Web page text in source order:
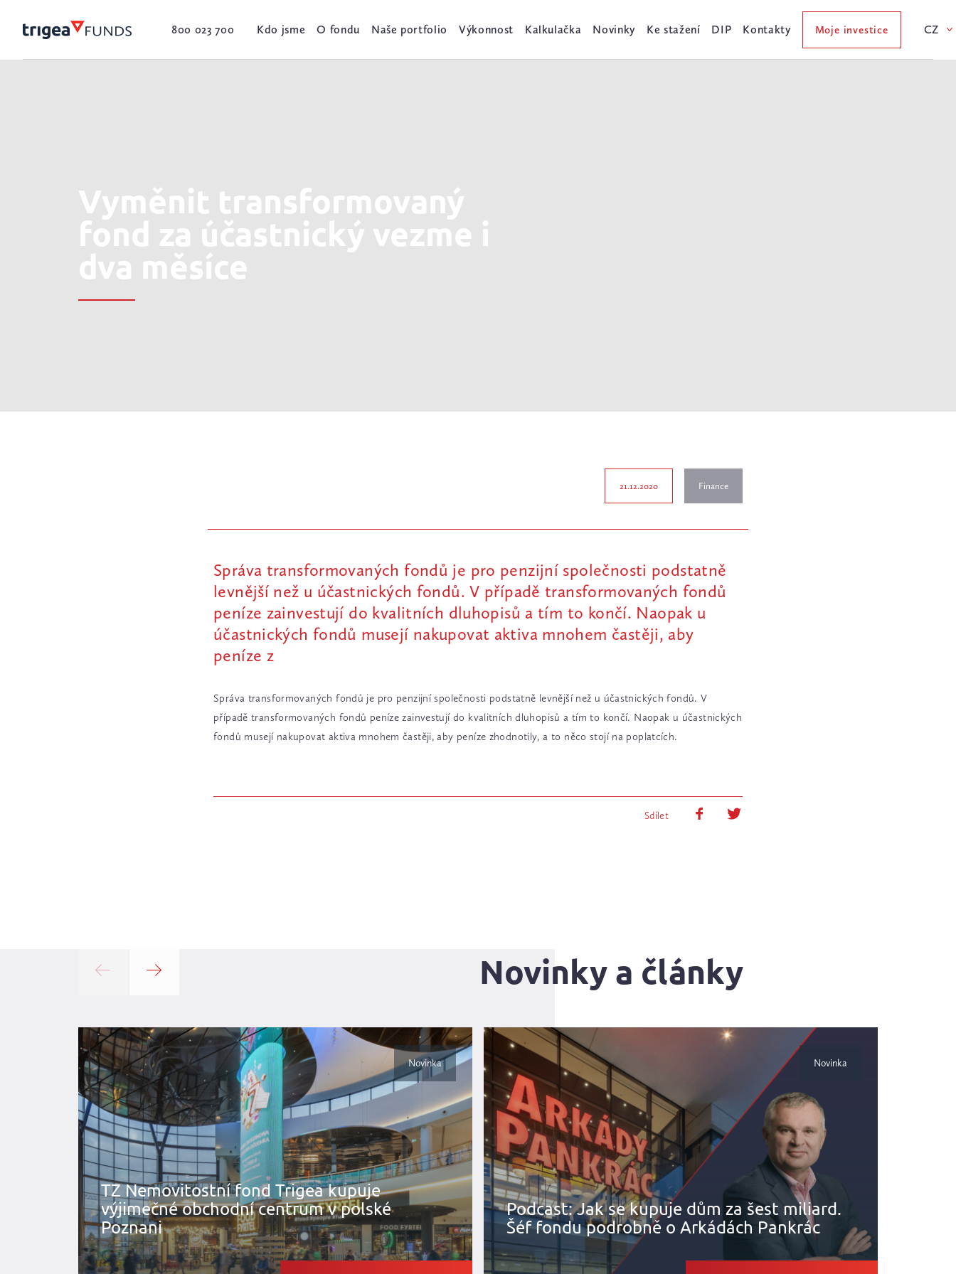
800 023 700 Kdo jsme O fondu Naše portfolio Výkonnost Kalkulačka Novinky Ke stažení DIP Kontakty Moje investice CZ
Vyměnit transformovaný
fond za účastnický vezme i
dva měsíce
21.12.2020 Finance
Správa transformovaných fondů je pro penzijní společnosti podstatně
levnější než u účastnických fondů. V případě transformovaných fondů
peníze zainvestují do kvalitních dluhopisů a tím to končí. Naopak u
účastnických fondů musejí nakupovat aktiva mnohem častěji, aby
peníze z
Správa transformovaných fondů je pro penzijní společnosti podstatně levnější než u účastnických fondů. V
případě transformovaných fondů peníze zainvestují do kvalitních dluhopisů a tím to končí. Naopak u účastnických
fondů musejí nakupovat aktiva mnohem častěji, aby peníze zhodnotily, a to něco stojí na poplatcích.
Sdílet
Novinky a články
TZ Nemovitostní fond Trigea kupuje
výjimečné obchodní centrum v polské
Poznani
Novinka
Podcast: Jak se kupuje dům za šest miliard.
Šéf fondu podrobně o Arkádách Pankrác
Novinka